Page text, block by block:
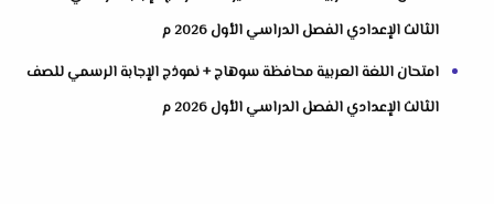
الثالث الإعدادي الفصل الدراسي الأول 2026 م
امتحان اللغة العربية محافظة سوهاج + نموذج الإجابة الرسمي للصف
الثالث الإعدادي الفصل الدراسي الأول 2026 م